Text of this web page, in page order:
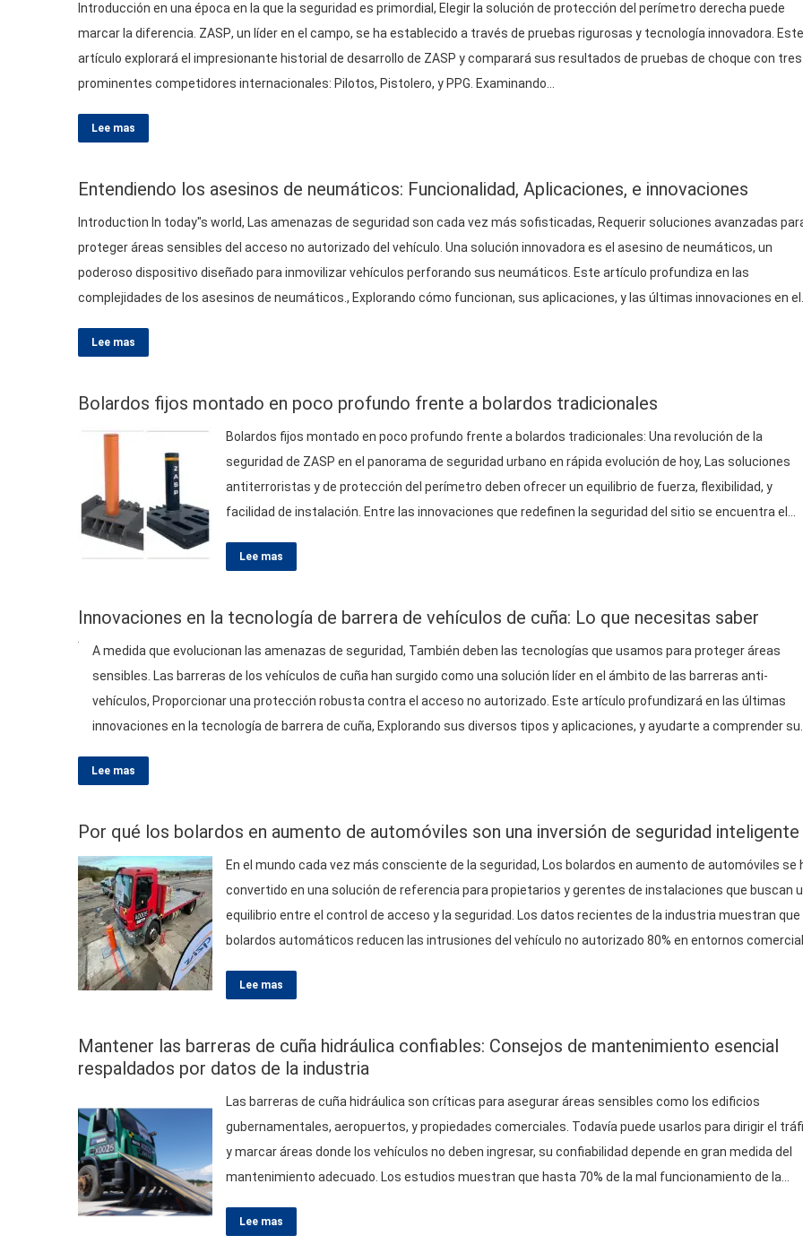
Introducción en una época en la que la seguridad es primordial, Elegir la solución de protección del perímetro derecha puede
marcar la diferencia. ZASP, un líder en el campo, se ha establecido a través de pruebas rigurosas y tecnología innovadora. Este
artículo explorará el impresionante historial de desarrollo de ZASP y comparará sus resultados de pruebas de choque con tres
prominentes competidores internacionales: Pilotos, Pistolero, y PPG. Examinando…
Lee mas
Entendiendo los asesinos de neumáticos: Funcionalidad, Aplicaciones, e innovaciones
Introduction In today"s world, Las amenazas de seguridad son cada vez más sofisticadas, Requerir soluciones avanzadas
proteger áreas sensibles del acceso no autorizado del vehículo. Una solución innovadora es el asesino de neumáticos, un
poderoso dispositivo diseñado para inmovilizar vehículos perforando sus neumáticos. Este artículo profundiza en las
complejidades de los asesinos de neumáticos., Explorando cómo funcionan, sus aplicaciones, y las últimas innovaciones en el…
Lee mas
Bolardos fijos montado en poco profundo frente a bolardos tradicionales
Bolardos fijos montado en poco profundo frente a bolardos tradicionales: Una revolución de la
seguridad de ZASP en el panorama de seguridad urbano en rápida evolución de hoy, Las soluciones
antiterroristas y de protección del perímetro deben ofrecer un equilibrio de fuerza, flexibilidad, y
facilidad de instalación. Entre las innovaciones que redefinen la seguridad del sitio se encuentra el
Lee mas
Innovaciones en la tecnología de barrera de vehículos de cuña: Lo que necesitas saber
A medida que evolucionan las amenazas de seguridad, También deben las tecnologías que usamos para proteger áreas
sensibles. Las barreras de los vehículos de cuña han surgido como una solución líder en el ámbito de las barreras anti-
vehículos, Proporcionar una protección robusta contra el acceso no autorizado. Este artículo profundizará en las últimas
innovaciones en la tecnología de barrera de cuña, Explorando sus diversos tipos y aplicaciones, y ayudarte a comprender su
Lee mas
Por qué los bolardos en aumento de automóviles son una inversión de seguridad inteligente
En el mundo cada vez más consciente de la seguridad, Los bolardos en aumento de automóviles se
convertido en una solución de referencia para propietarios y gerentes de instalaciones que buscan
equilibrio entre el control de acceso y la seguridad. Los datos recientes de la industria muestran que
bolardos automáticos reducen las intrusiones del vehículo no autorizado 80% en entornos
Lee mas
Mantener las barreras de cuña hidráulica confiables: Consejos de mantenimiento esencial
respaldados por datos de la industria
Las barreras de cuña hidráulica son críticas para asegurar áreas sensibles como los edificios
gubernamentales, aeropuertos, y propiedades comerciales. Todavía puede usarlos para dirigir el
y marcar áreas donde los vehículos no deben ingresar, su confiabilidad depende en gran medida del
mantenimiento adecuado. Los estudios muestran que hasta 70% de la mal funcionamiento de la
inactividad y seguridad. Para equipos de mantenimiento encargados de mantener estos sistemas
Lee mas